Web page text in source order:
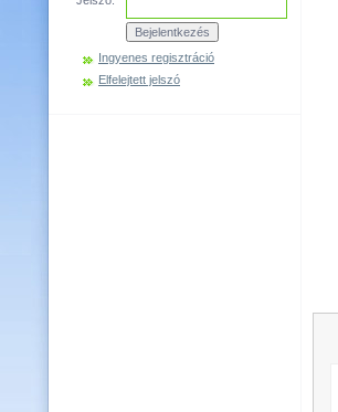
Ingyenes regisztráció
Elfelejtett jelszó